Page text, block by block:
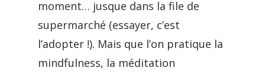
moment… jusque dans la file de
supermarché (essayer, c’est
l’adopter !). Mais que l’on pratique la
mindfulness, la méditation